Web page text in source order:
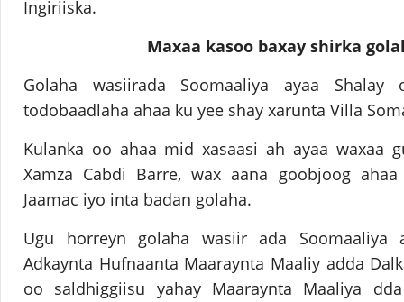
Ingiriiska.
Maxaa kasoo baxay shirka
Golaha wasiirada Soomaaliya ayaa
todobaadlaha ahaa ku yee shay xarunta Villa
Kulanka oo ahaa mid xasaasi ah ayaa waxaa
Xamza Cabdi Barre, wax aana goobjoog
Jaamac iyo inta badan golaha.
Ugu horreyn golaha wasiir ada Soomaaliya
Adkaynta Hufnaanta Maaraynta Maaliy adda
oo saldhiggiisu yahay Maaraynta Maaliya